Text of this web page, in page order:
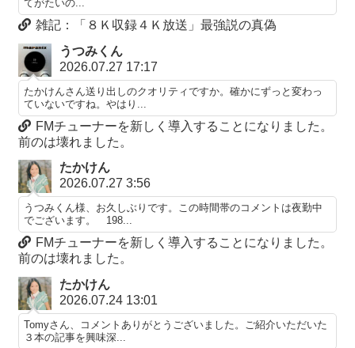
てがたいの...
雑記：「８Ｋ収録４Ｋ放送」最強説の真偽
うつみくん
2026.07.27 17:17
たかけんさん送り出しのクオリティですか。確かにずっと変わっ
ていないですね。やはり...
FMチューナーを新しく導入することになりました。
前のは壊れました。
たかけん
2026.07.27 3:56
うつみくん様、お久しぶりです。この時間帯のコメントは夜勤中
でございます。 198...
FMチューナーを新しく導入することになりました。
前のは壊れました。
たかけん
2026.07.24 13:01
Tomyさん、コメントありがとうございました。ご紹介いただいた
３本の記事を興味深...